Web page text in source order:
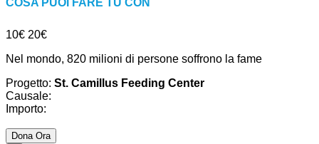
COSA PUOI FARE TU CON
10€ 20€
Nel mondo, 820 milioni di persone soffrono la fame
Progetto: St. Camillus Feeding Center
Causale:
Importo: